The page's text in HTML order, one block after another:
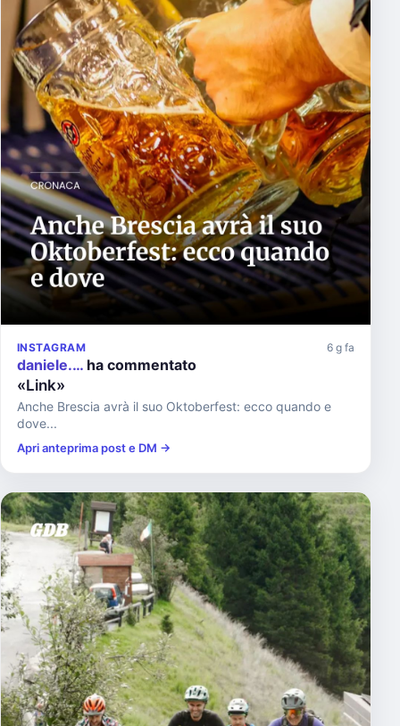
INSTAGRAM 6 g fa
daniele.… ha commentato
«Link»
Anche Brescia avrà il suo Oktoberfest: ecco quando e
dove...
Apri anteprima post e DM →